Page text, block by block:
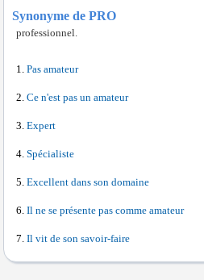
Synonyme de PRO
professionnel.
Pas amateur
Ce n'est pas un amateur
Expert
Spécialiste
Excellent dans son domaine
Il ne se présente pas comme amateur
Il vit de son savoir-faire